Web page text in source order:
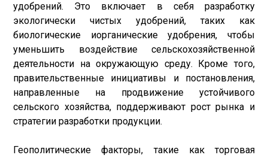
удобрений. Это включает в себя разработку
экологически чистых удобрений, таких как
биологические иорганические удобрения, чтобы
уменьшить воздействие сельскохозяйственной
деятельности на окружающую среду. Кроме того,
правительственные инициативы и постановления,
направленные на продвижение устойчивого
сельского хозяйства, поддерживают рост рынка и
стратегии разработки продукции.
Геополитические факторы, такие как торговая